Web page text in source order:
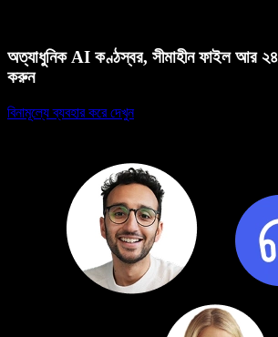
অত্যাধুনিক AI কণ্ঠস্বর, সীমাহীন ফাইল আর
করুন
বিনামূল্যে ব্যবহার করে দেখুন